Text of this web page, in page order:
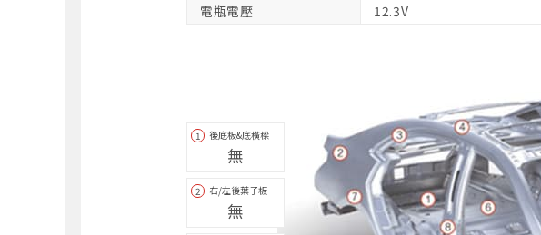
電瓶電壓
12.3V
1 後底板&底橫樑
無
2 右/左後葉子板
無